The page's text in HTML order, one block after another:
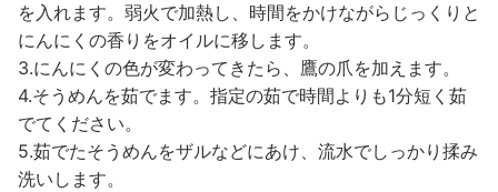
を入れます。弱火で加熱し、時間をかけながらじっくりと
にんにくの香りをオイルに移します。
3.にんにくの色が変わってきたら、鷹の爪を加えます。
4.そうめんを茹でます。指定の茹で時間よりも1分短く茹
でてください。
5.茹でたそうめんをザルなどにあけ、流水でしっかり揉み
洗いします。